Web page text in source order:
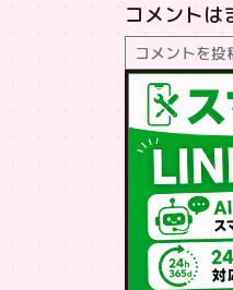
コメントは
コメントを投